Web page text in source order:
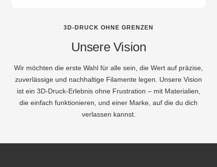
3D-DRUCK OHNE GRENZEN
Unsere Vision
Wir möchten die erste Wahl für alle sein, die Wert auf präzise,
zuverlässige und nachhaltige Filamente legen. Unsere Vision
ist ein 3D-Druck-Erlebnis ohne Frustration – mit Materialien,
die einfach funktionieren, und einer Marke, auf die du dich
verlassen kannst.